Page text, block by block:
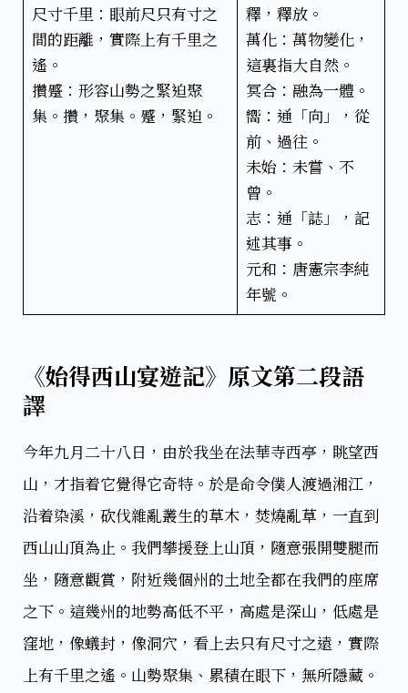
尺寸千里：眼前尺只有寸之
間的距離，實際上有千里之
遙。
攢蹙：形容山勢之緊迫聚
集。攢，聚集。蹙，緊迫。
釋，釋放。
萬化：萬物變化，
這裏指大自然。
冥合：融為一體。
嚮：通「向」，從
前、過往。
未始：未嘗、不
曾。
志：通「誌」，記
述其事。
元和：唐憲宗李純
年號。
《始得西山宴遊記》原文第二段語
譯
今年九月二十八日，由於我坐在法華寺西亭，眺望西
山，才指着它覺得它奇特。於是命令僕人渡過湘江，
沿着染溪，砍伐雜亂叢生的草木，焚燒亂草，一直到
西山山頂為止。我們攀援登上山頂，隨意張開雙腿而
坐，隨意觀賞，附近幾個州的土地全都在我們的座席
之下。這幾州的地勢高低不平，高處是深山，低處是
窪地，像蟻封，像洞穴，看上去只有尺寸之遠，實際
上有千里之遙。山勢聚集、累積在眼下，無所隱藏。